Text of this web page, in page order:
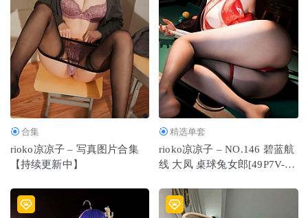
合集
rioko凉凉子 – 写真图片合集
【持续更新中】
精选单套
rioko凉凉子 – NO.146 碧蓝航
线 大凤 桌球兔女郎[49P7V-